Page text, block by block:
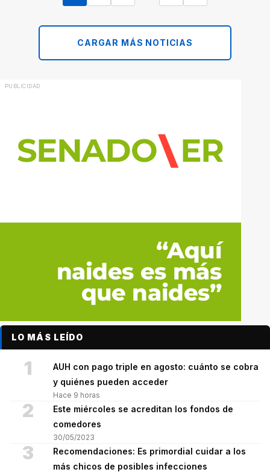
CARGAR MÁS NOTICIAS
LO MÁS LEÍDO
1
AUH con pago triple en agosto: cuánto se cobra
y quiénes pueden acceder
Hace 9 horas
2
Este miércoles se acreditan los fondos de
comedores
30/05/2023
3
Recomendaciones: Es primordial cuidar a los
más chicos de posibles infecciones